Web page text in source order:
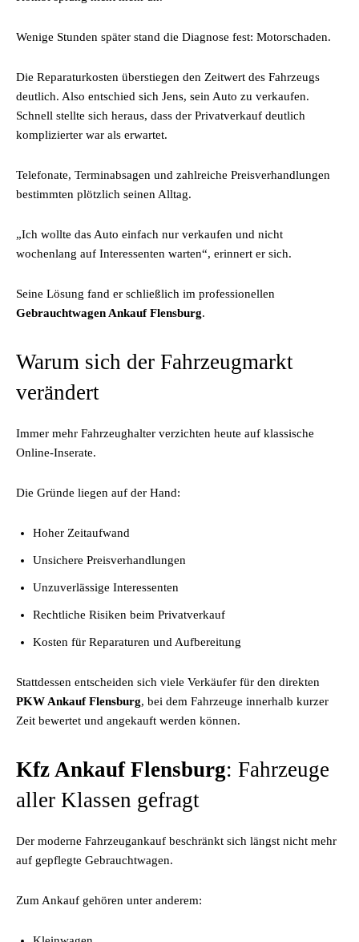
Wenige Stunden später stand die Diagnose fest: Motorschaden.
Die Reparaturkosten überstiegen den Zeitwert des Fahrzeugs
deutlich. Also entschied sich Jens, sein Auto zu verkaufen.
Schnell stellte sich heraus, dass der Privatverkauf deutlich
komplizierter war als erwartet.
Telefonate, Terminabsagen und zahlreiche Preisverhandlungen
bestimmten plötzlich seinen Alltag.
„Ich wollte das Auto einfach nur verkaufen und nicht
wochenlang auf Interessenten warten“, erinnert er sich.
Seine Lösung fand er schließlich im professionellen
Gebrauchtwagen Ankauf Flensburg.
Warum sich der Fahrzeugmarkt
verändert
Immer mehr Fahrzeughalter verzichten heute auf klassische
Online-Inserate.
Die Gründe liegen auf der Hand:
Hoher Zeitaufwand
Unsichere Preisverhandlungen
Unzuverlässige Interessenten
Rechtliche Risiken beim Privatverkauf
Kosten für Reparaturen und Aufbereitung
Stattdessen entscheiden sich viele Verkäufer für den direkten
PKW Ankauf Flensburg, bei dem Fahrzeuge innerhalb kurzer
Zeit bewertet und angekauft werden können.
Kfz Ankauf Flensburg: Fahrzeuge
aller Klassen gefragt
Der moderne Fahrzeugankauf beschränkt sich längst nicht mehr
auf gepflegte Gebrauchtwagen.
Zum Ankauf gehören unter anderem: